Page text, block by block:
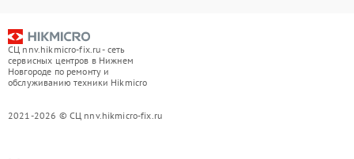
СЦ nnv.hikmicro-fix.ru - сеть
сервисных центров в Нижнем
Новгороде по ремонту и
обслуживанию техники Hikmicro
2021-2026 © СЦ nnv.hikmicro-fix.ru